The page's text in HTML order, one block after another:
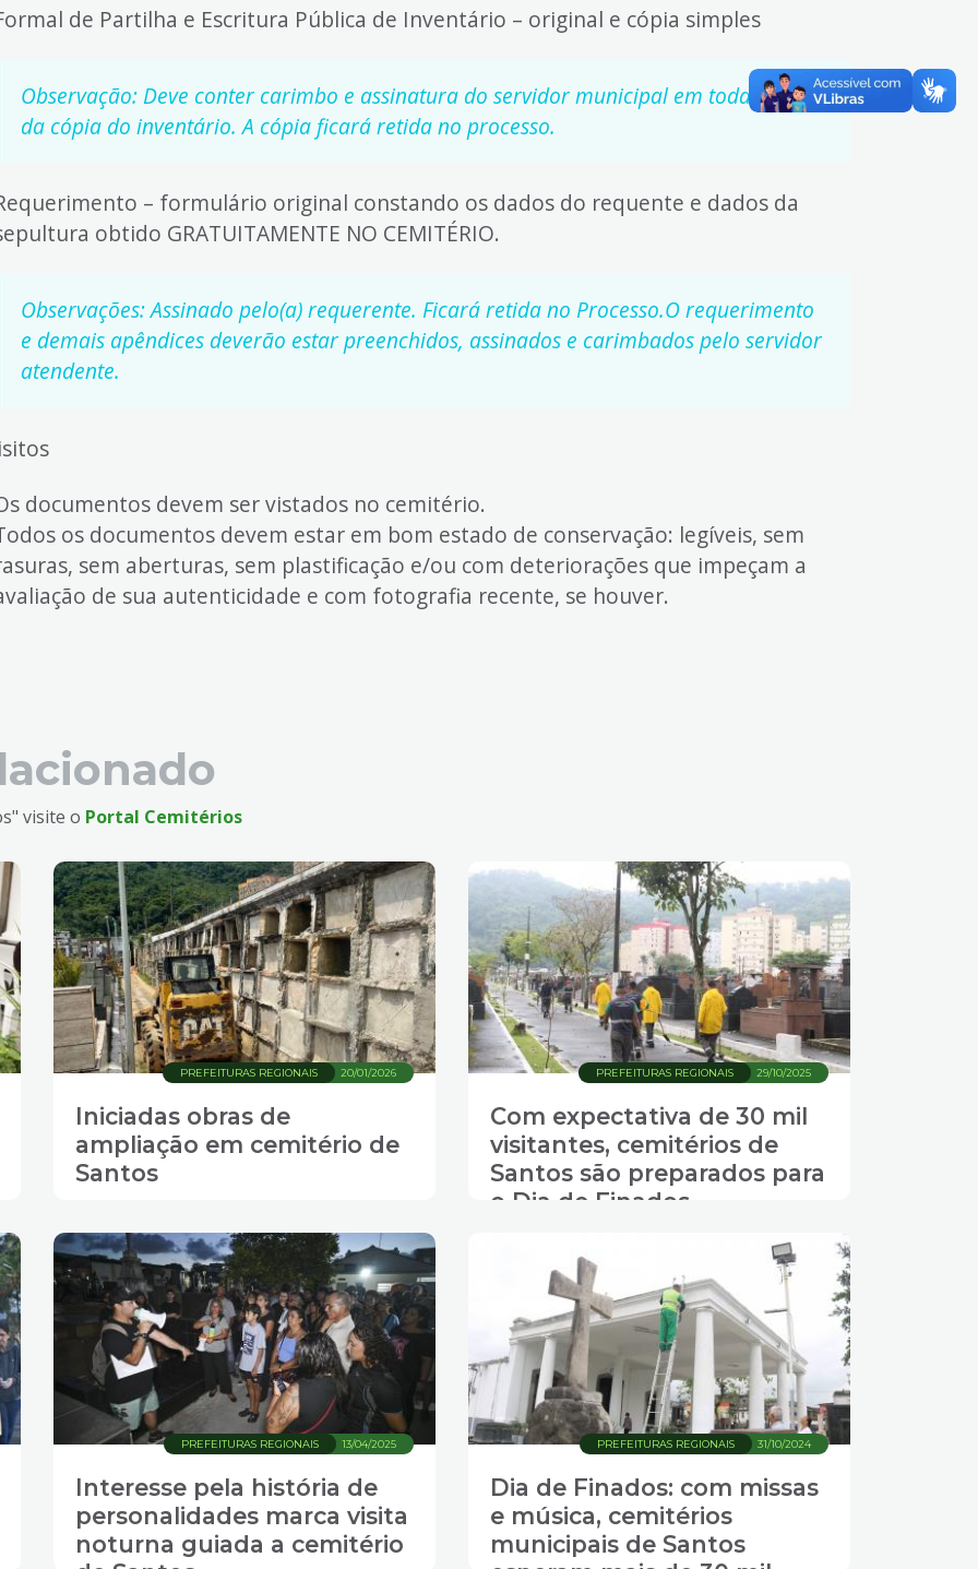
de Partilha e Escritura Pública de Inventário – original e cópia simples
Observação: Deve conter carimbo e assinatura do servidor municipal em todas as vias
da cópia do inventário. A cópia ficará retida no processo.
– formulário original constando os dados do requente e dados da
obtido GRATUITAMENTE NO CEMITÉRIO.
Observações: Assinado pelo(a) requerente. Ficará retida no Processo.O requerimento
e demais apêndices deverão estar preenchidos, assinados e carimbados pelo servidor
atendente.
documentos devem ser vistados no cemitério.
os documentos devem estar em bom estado de conservação: legíveis, sem
sem aberturas, sem plastificação e/ou com deteriorações que impeçam a
de sua autenticidade e com fotografia recente, se houver.
visite o Portal Cemitérios
20/01/2026
PREFEITURAS REGIONAIS
Iniciadas obras de
ampliação em cemitério de
Santos
29/10/2025
PREFEITURAS REGIONAIS
Com expectativa de 30 mil
visitantes, cemitérios de
Santos são preparados para
o Dia de Finados
13/04/2025
PREFEITURAS REGIONAIS
Interesse pela história de
personalidades marca visita
noturna guiada a cemitério
31/10/2024
PREFEITURAS REGIONAIS
Dia de Finados: com missas
e música, cemitérios
municipais de Santos